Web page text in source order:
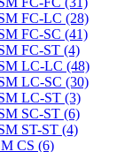
FC-LC (28)
FC-SC (41)
FC-ST (4)
LC-LC (48)
LC-SC (30)
LC-ST (3)
SC-ST (6)
ST-ST (4)
CS (6)